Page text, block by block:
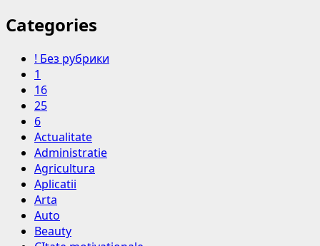
Categories
! Без рубрики
1
16
25
6
Actualitate
Administratie
Agricultura
Aplicatii
Arta
Auto
Beauty